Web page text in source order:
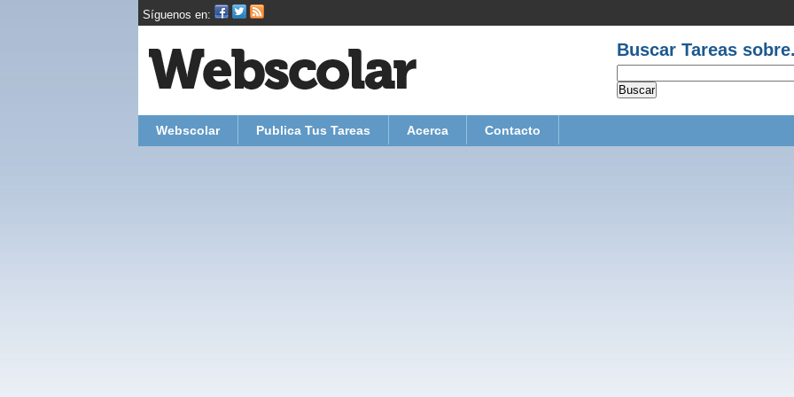
Síguenos en:
Buscar Tareas
Webscolar Publica Tus Tareas Acerca Contacto